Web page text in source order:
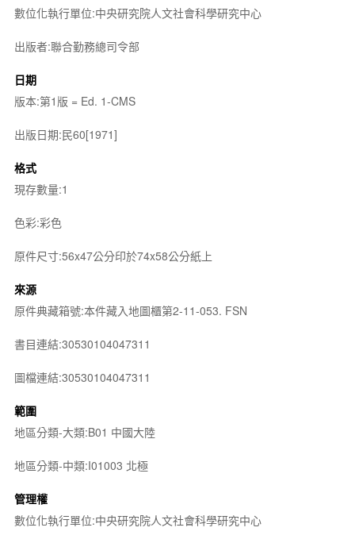
數位化執行單位:中央研究院人文社會科學研究中心
出版者:聯合勤務總司令部
日期
版本:第1版 = Ed. 1-CMS
出版日期:民60[1971]
格式
現存數量:1
色彩:彩色
原件尺寸:56x47公分印於74x58公分紙上
來源
原件典藏箱號:本件藏入地圖櫃第2-11-053. FSN
書目連結:30530104047311
圖檔連結:30530104047311
範圍
地區分類-大類:B01 中國大陸
地區分類-中類:I01003 北極
管理權
數位化執行單位:中央研究院人文社會科學研究中心